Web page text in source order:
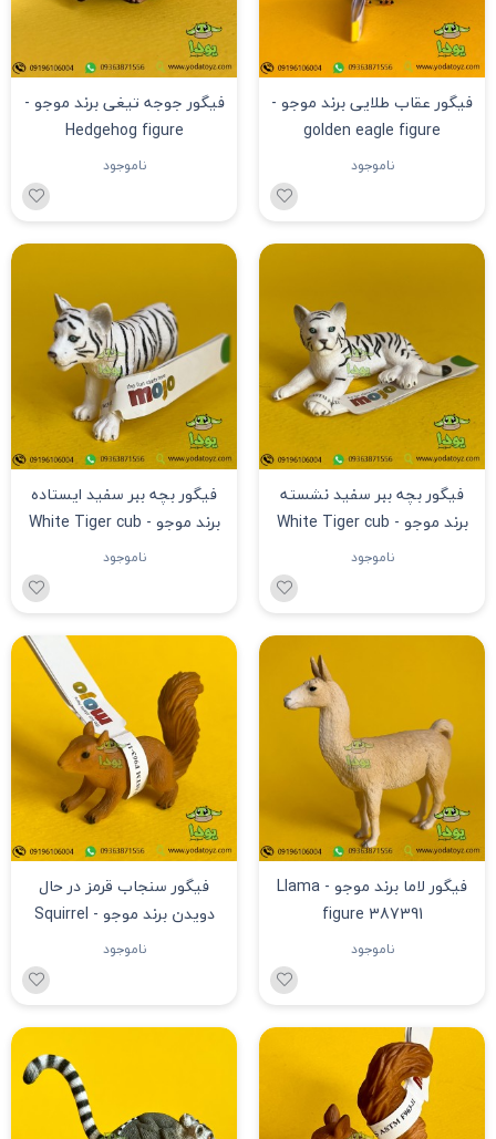
فیگور عقاب طلایی برند موجو -
golden eagle figure
ناموجود
فیگور جوجه تیغی برند موجو -
Hedgehog figure
ناموجود
فیگور بچه ببر سفید نشسته
برند موجو - White Tiger cub
laying down figure 387015
ناموجود
فیگور بچه ببر سفید ایستاده
برند موجو - White Tiger cub
standing figure
ناموجود
فیگور لاما برند موجو - Llama
figure 387391
ناموجود
فیگور سنجاب قرمز در حال
دویدن برند موجو - Squirrel
running figure
ناموجود